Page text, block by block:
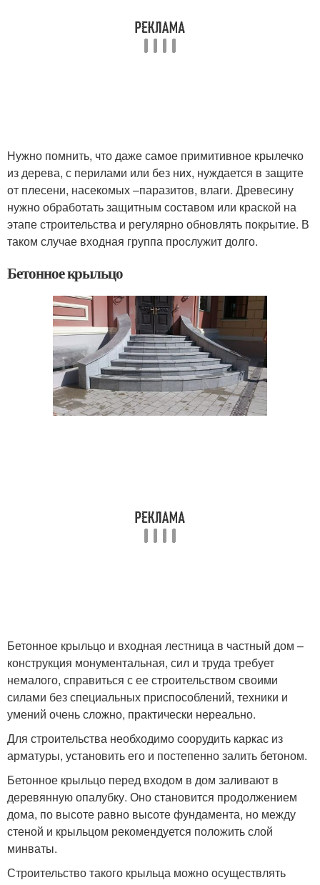
Нужно помнить, что даже самое примитивное крылечко
из дерева, с перилами или без них, нуждается в защите
от плесени, насекомых –паразитов, влаги. Древесину
нужно обработать защитным составом или краской на
этапе строительства и регулярно обновлять покрытие. В
таком случае входная группа прослужит долго.
Бетонное крыльцо
Бетонное крыльцо и входная лестница в частный дом –
конструкция монументальная, сил и труда требует
немалого, справиться с ее строительством своими
силами без специальных приспособлений, техники и
умений очень сложно, практически нереально.
Для строительства необходимо соорудить каркас из
арматуры, установить его и постепенно залить бетоном.
Бетонное крыльцо перед входом в дом заливают в
деревянную опалубку. Оно становится продолжением
дома, по высоте равно высоте фундамента, но между
стеной и крыльцом рекомендуется положить слой
минваты.
Строительство такого крыльца можно осуществлять